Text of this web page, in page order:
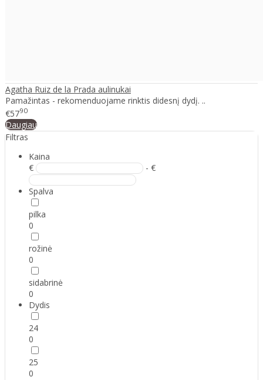
Agatha Ruiz de la Prada aulinukai
Pamažintas - rekomenduojame rinktis didesnį dydį. ..
€5790
Daugiau
Filtras
Kaina
€
- €
Spalva
pilka
0
rožinė
0
sidabrinė
0
Dydis
24
0
25
0